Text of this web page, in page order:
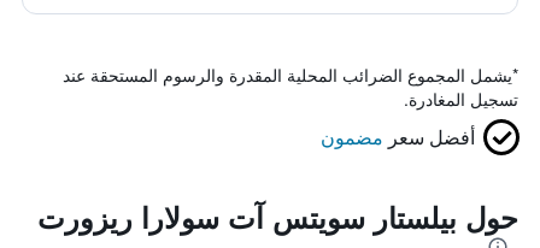
*يشمل المجموع الضرائب المحلية المقدرة والرسوم المستحقة عند
تسجيل المغادرة.
أفضل سعر مضمون
حول بيلستار سويتس آت سولارا ريزورت